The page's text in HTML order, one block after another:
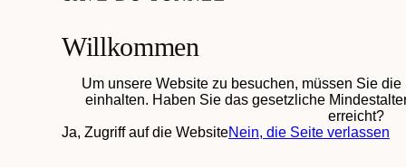
Willkommen
Um unsere Website zu besuchen, müssen Sie
einhalten. Haben Sie das gesetzliche
erreicht?
Ja, Zugriff auf die WebsiteNein, die Seite verlassen